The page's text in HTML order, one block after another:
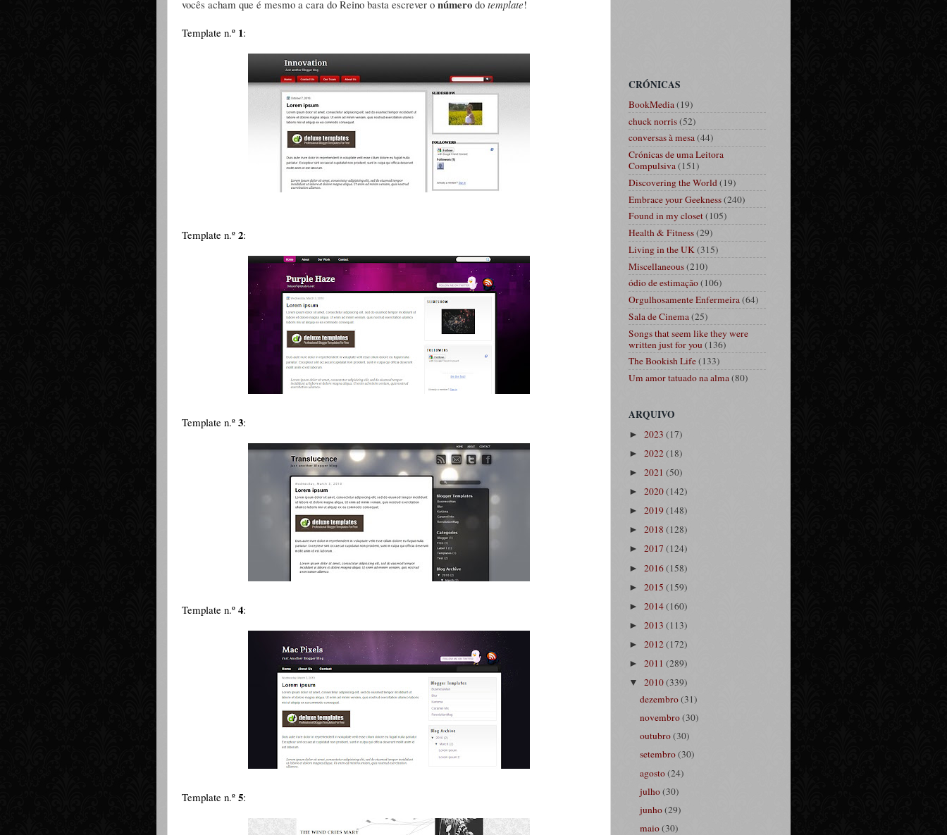
vocês acham que é mesmo a cara do Reino basta escrever o número do template!
Template n.º 1:
Template n.º 2:
Template n.º 3:
Template n.º 4:
Template n.º 5:
CRÓNICAS
BookMedia(19)
chuck norris(52)
conversas à mesa(44)
Crónicas de uma Leitora
Compulsiva(151)
Discovering the World(19)
Embrace your Geekness(240)
Found in my closet(105)
Health & Fitness(29)
Living in the UK(315)
Miscellaneous(210)
ódio de estimação(106)
Orgulhosamente Enfermeira(64)
Sala de Cinema(25)
Songs that seem like they were
written just for you(136)
The Bookish Life(133)
Um amor tatuado na alma(80)
ARQUIVO
► 2023 (17)
► 2022(18)
► 2021 (50)
► 2020(142)
► 2019(148)
► 2018 (128)
► 2017 (124)
► 2016(158)
► 2015 (159)
► 2014(160)
► 2013 (113)
► 2012(172)
► 2011 (289)
▼ 2010(339)
dezembro(31)
novembro(30)
outubro(30)
setembro(30)
agosto(24)
julho(30)
junho(29)
maio(30)